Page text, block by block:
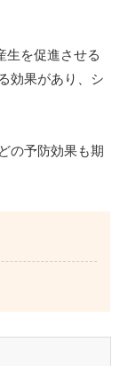
生を促進させる
効果があり、シ
の予防効果も期